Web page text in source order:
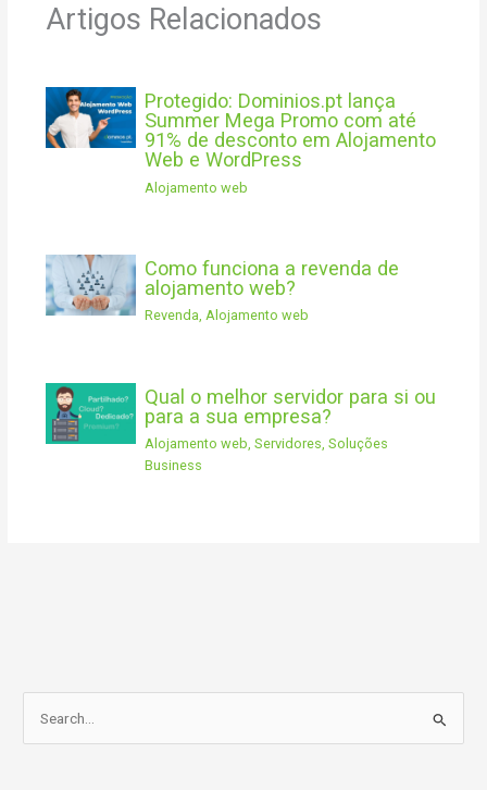
Artigos Relacionados
Protegido: Dominios.pt lança
Summer Mega Promo com até
91% de desconto em Alojamento
Web e WordPress
Alojamento web
Como funciona a revenda de
alojamento web?
Revenda, Alojamento web
Qual o melhor servidor para si ou
para a sua empresa?
Alojamento web, Servidores, Soluções
Business